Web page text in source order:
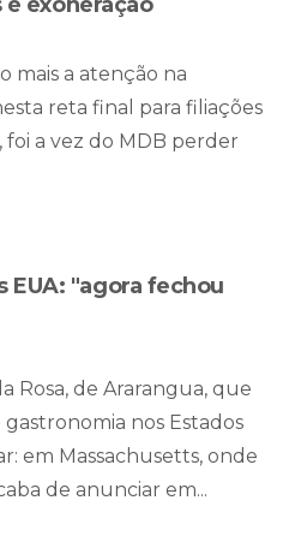
mais a atenção na
reta final para filiações
a vez do MDB perder
EUA: "agora fechou
Rosa, de Ararangua, que
nos Estados
em Massachusetts, onde
de anunciar em...